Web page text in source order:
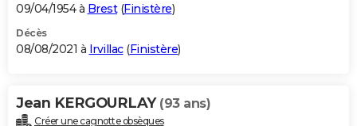
09/04/1954 à Brest(Finistère)
Décès
08/08/2021 à Irvillac(Finistère)
Jean KERGOURLAY (93 ans)
Créer une cagnotte obsèques